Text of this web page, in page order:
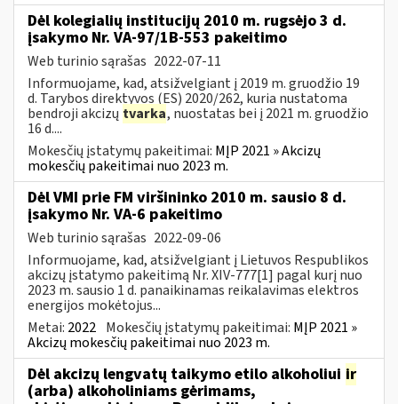
Dėl kolegialių institucijų 2010 m. rugsėjo 3 d.
įsakymo Nr. VA-97/1B-553 pakeitimo
Web turinio sąrašas 2022-07-11
Informuojame, kad, atsižvelgiant į 2019 m. gruodžio 19
d. Tarybos direktyvos (ES) 2020/262, kuria nustatoma
bendroji akcizų tvarka, nuostatas bei į 2021 m. gruodžio
16 d....
Mokesčių įstatymų pakeitimai: MĮP 2021 » Akcizų
mokesčių pakeitimai nuo 2023 m.
Dėl VMI prie FM viršininko 2010 m. sausio 8 d.
įsakymo Nr. VA-6 pakeitimo
Web turinio sąrašas 2022-09-06
Informuojame, kad, atsižvelgiant į Lietuvos Respublikos
akcizų įstatymo pakeitimą Nr. XIV-777[1] pagal kurį nuo
2023 m. sausio 1 d. panaikinamas reikalavimas elektros
energijos mokėtojus...
Metai: 2022 Mokesčių įstatymų pakeitimai: MĮP 2021 »
Akcizų mokesčių pakeitimai nuo 2023 m.
Dėl akcizų lengvatų taikymo etilo alkoholiui ir
(arba) alkoholiniams gėrimams,